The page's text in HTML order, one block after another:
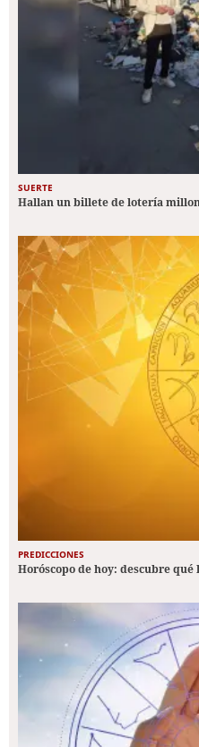
SUERTE
Hallan un billete de lotería
PREDICCIONES
Horóscopo de hoy: descubre